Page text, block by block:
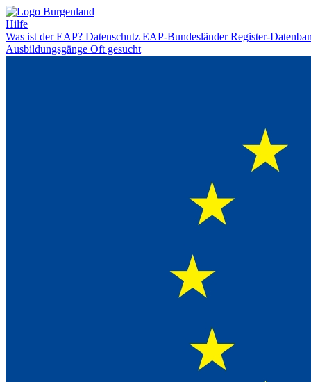
Hilfe
Was ist der EAP? Datenschutz EAP-BundesländerRegister-
Ausbildungsgänge Oft gesucht